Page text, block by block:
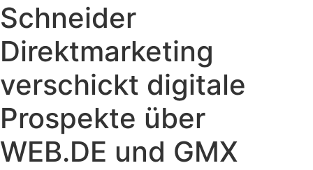
Schneider
Direktmarketing
verschickt digitale
Prospekte über
WEB.DE und GMX